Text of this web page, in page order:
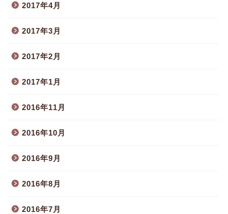
2017年4月
2017年3月
2017年2月
2017年1月
2016年11月
2016年10月
2016年9月
2016年8月
2016年7月